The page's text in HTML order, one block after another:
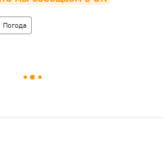
Погода